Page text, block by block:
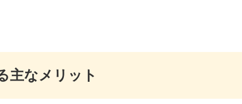
主なメリット